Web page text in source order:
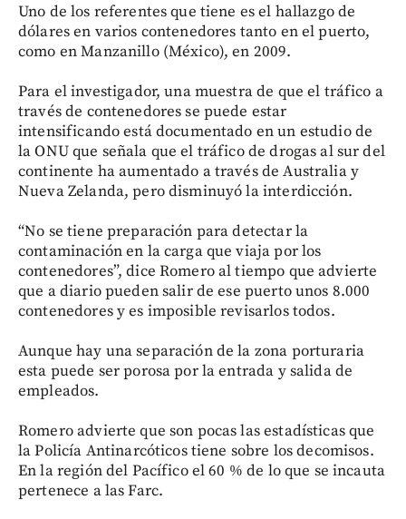
Uno de los referentes que tiene es el hallazgo de
dólares en varios contenedores tanto en el puerto,
como en Manzanillo (México), en 2009.
Para el investigador, una muestra de que el tráfico a
través de contenedores se puede estar
intensificando está documentado en un estudio de
la ONU que señala que el tráfico de drogas al sur del
continente ha aumentado a través de Australia y
Nueva Zelanda, pero disminuyó la interdicción.
“No se tiene preparación para detectar la
contaminación en la carga que viaja por los
contenedores”, dice Romero al tiempo que advierte
que a diario pueden salir de ese puerto unos 8.000
contenedores y es imposible revisarlos todos.
Aunque hay una separación de la zona porturaria
esta puede ser porosa por la entrada y salida de
empleados.
Romero advierte que son pocas las estadísticas que
la Policía Antinarcóticos tiene sobre los decomisos.
En la región del Pacífico el 60 % de lo que se incauta
pertenece a las Farc.